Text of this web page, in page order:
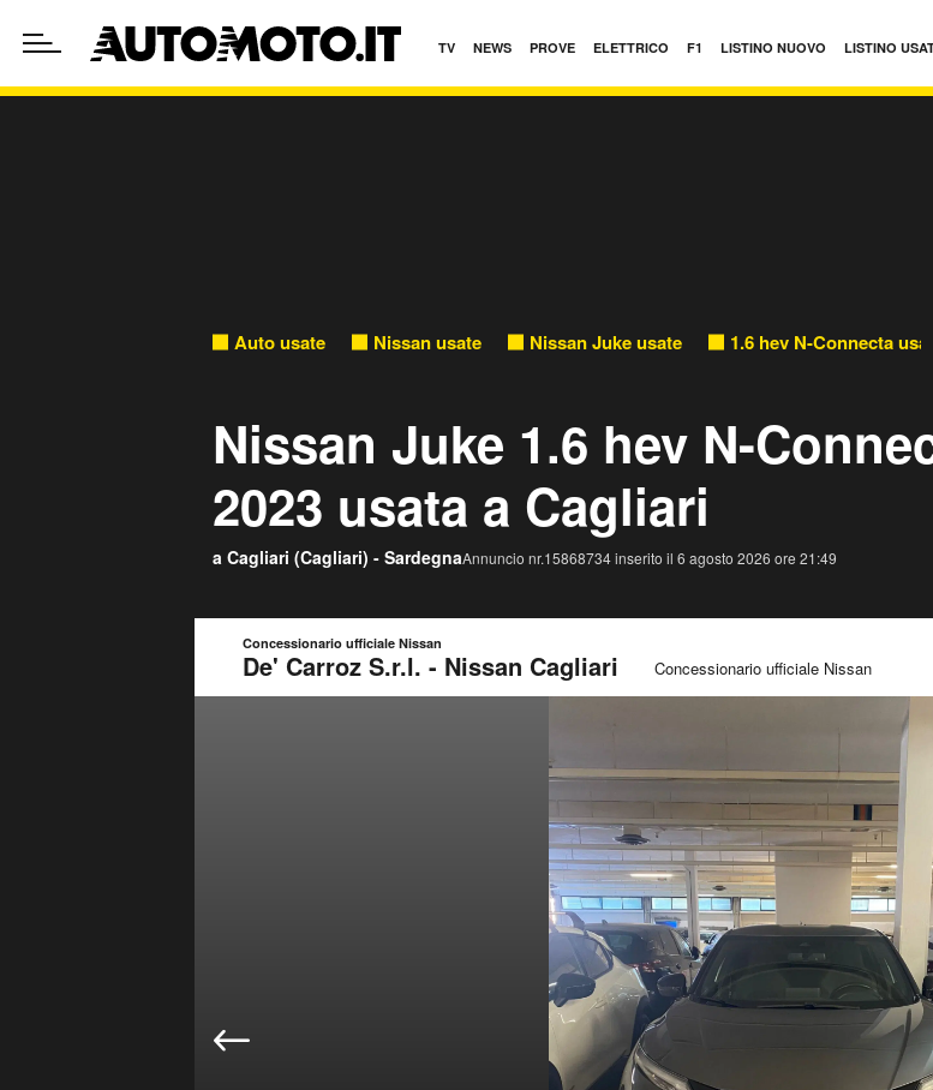
TV NEWS PROVE ELETTRICO F1 LISTINO NUOVO LISTINO
Auto usate Nissan usate Nissan Juke usate 1.6 hev N-Connecta usate
Nissan Juke 1.6 hev N-
2023 usata a Cagliari
a Cagliari (Cagliari) - SardegnaAnnuncio nr.15868734 inserito il 6 agosto 2026 ore 21:49
Concessionario ufficiale Nissan
De' Carroz S.r.l. - Nissan Cagliari Concessionario ufficiale Nissan